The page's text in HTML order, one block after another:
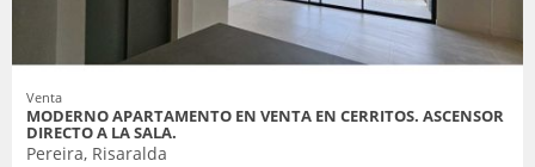
Venta
MODERNO APARTAMENTO EN VENTA EN CERRITOS. ASCENSOR
DIRECTO A LA SALA.
Pereira, Risaralda